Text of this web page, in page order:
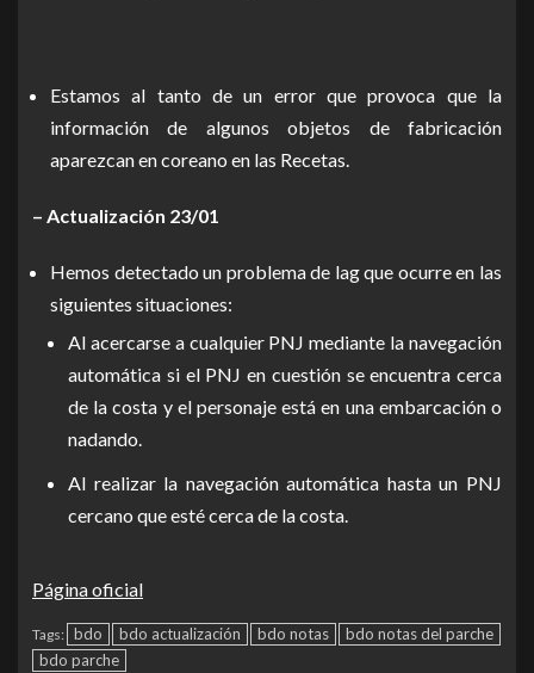
Estamos al tanto de un error que provoca que la
información de algunos objetos de fabricación
aparezcan en coreano en las Recetas.
– Actualización 23/01
Hemos detectado un problema de lag que ocurre en las
siguientes situaciones:
Al acercarse a cualquier PNJ mediante la navegación
automática si el PNJ en cuestión se encuentra cerca
de la costa y el personaje está en una embarcación o
nadando.
Al realizar la navegación automática hasta un PNJ
cercano que esté cerca de la costa.
Página oficial
Tags: bdo bdo actualización bdo notas
bdo notas del parche
bdo parche